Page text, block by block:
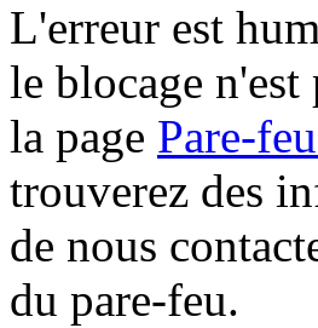
L'erreur est
le blocage
la page Pare-
trouverez des
de nous
du pare-feu.